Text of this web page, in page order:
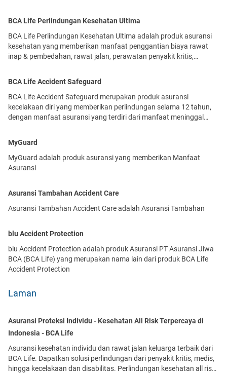
BCA Life Perlindungan Kesehatan Ultima
BCA Life Perlindungan Kesehatan Ultima adalah produk asuransi
kesehatan yang memberikan manfaat penggantian biaya rawat
inap & pembedahan, rawat jalan, perawatan penyakit kritis,
dipilih.
BCA Life Accident Safeguard
BCA Life Accident Safeguard merupakan produk asuransi
kecelakaan diri yang memberikan perlindungan selama 12 tahun,
dengan manfaat asuransi yang terdiri dari manfaat meninggal
premi sebesar 70% di akhir masa pertanggungan. BCA Life
Accident Safeguard juga memberikan kenyamanan bagi nasabah
dengan cukup membayar premi selama 8 tahun secara bulanan
MyGuard
MyGuard adalah produk asuransi yang memberikan Manfaat
Asuransi
Asuransi Tambahan Accident Care
Asuransi Tambahan Accident Care adalah Asuransi Tambahan
blu Accident Protection
blu Accident Protection adalah produk Asuransi PT Asuransi Jiwa
BCA (BCA Life) yang merupakan nama lain dari produk BCA Life
Accident Protection
Laman
Asuransi Proteksi Individu - Kesehatan All Risk Terpercaya di
Indonesia - BCA Life
Asuransi kesehatan individu dan rawat jalan keluarga terbaik dari
BCA Life. Dapatkan solusi perlindungan dari penyakit kritis, medis,
hingga kecelakaan dan disabilitas. Perlindungan kesehatan all risk